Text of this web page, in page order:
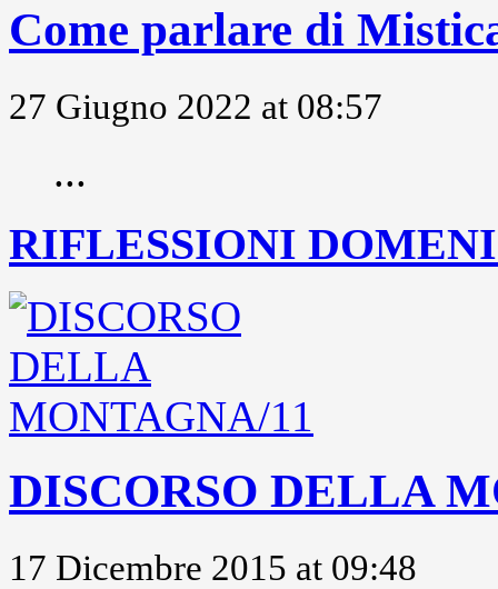
Come parlare di
27 Giugno 2022 at 08:57
...
RIFLESSIONI
DISCORSO DELLA
17 Dicembre 2015 at 09:48